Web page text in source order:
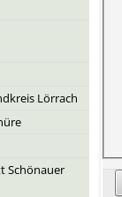
Lörrach
Schönauer